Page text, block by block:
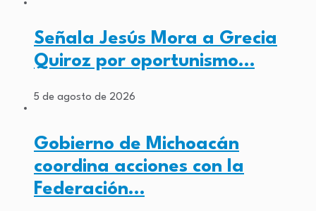
Señala Jesús Mora a Grecia
Quiroz por oportunismo…
5 de agosto de 2026
Gobierno de Michoacán
coordina acciones con la
Federación…